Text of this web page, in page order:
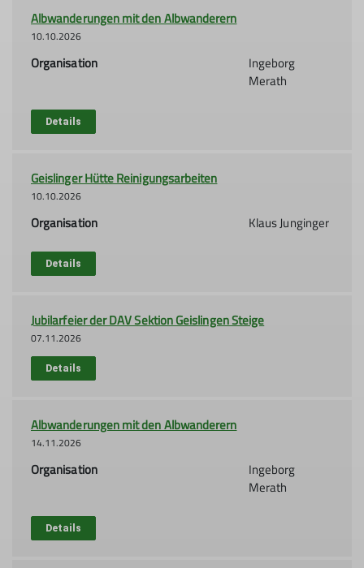
Albwanderungen mit den Albwanderern
10.10.2026
Organisation
Ingeborg
Merath
Details
Geislinger Hütte Reinigungsarbeiten
10.10.2026
Organisation Klaus Junginger
Details
Jubilarfeier der DAV Sektion Geislingen Steige
07.11.2026
Details
Albwanderungen mit den Albwanderern
14.11.2026
Organisation
Ingeborg
Merath
Details